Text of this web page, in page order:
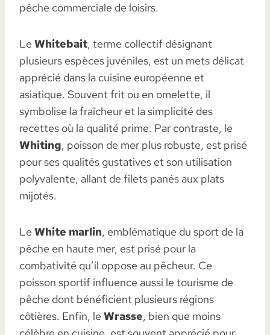
pêche commerciale de loisirs.
Le Whitebait, terme collectif désignant
plusieurs espèces juvéniles, est un mets délicat
apprécié dans la cuisine européenne et
asiatique. Souvent frit ou en omelette, il
symbolise la fraîcheur et la simplicité des
recettes où la qualité prime. Par contraste, le
Whiting, poisson de mer plus robuste, est prisé
pour ses qualités gustatives et son utilisation
polyvalente, allant de filets panés aux plats
mijotés.
Le White marlin, emblématique du sport de la
pêche en haute mer, est prisé pour la
combativité qu’il oppose au pêcheur. Ce
poisson sportif influence aussi le tourisme de
pêche dont bénéficient plusieurs régions
côtières. Enfin, le Wrasse, bien que moins